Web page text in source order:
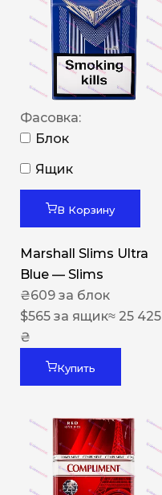
Фасовка:
Блок
Ящик
В Корзину
Marshall Slims Ultra
Blue — Slims
₴609 за блок
$565 за ящик≈ 25 425
₴
Купить